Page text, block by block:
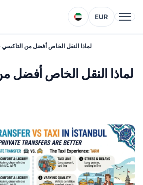
EUR
لماذا النقل الخاص أفضل من
لماذا النقل الخاص أفضل